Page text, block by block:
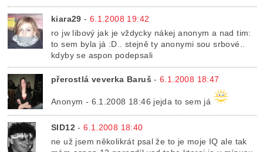
kiara29 - 6.1.2008 19:42
ro jw libový jak je vždycky nákej anonym a nad tim:
to sem byla já :D.. stejně ty anonymi sou srbové..
kdyby se aspon podepsali
přerostlá veverka Baruš -6.1.2008 18:47
Anonym - 6.1.2008 18:46 jejda to sem já
SID12 -6.1.2008 18:40
ne už jsem několikrát psal že to je moje IQ ale tak